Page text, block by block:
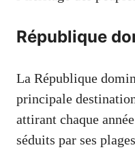
République
La République
principale
attirant chaque
séduits par ses